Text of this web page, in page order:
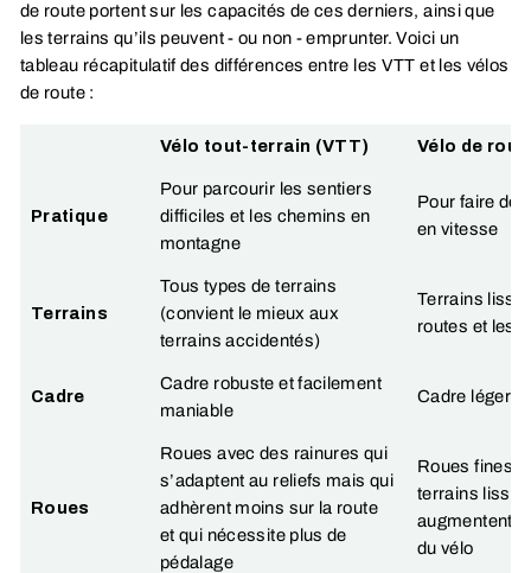
de route portent sur les capacités de ces derniers, ainsi que
les terrains qu’ils peuvent - ou non - emprunter. Voici un
tableau récapitulatif des différences entre les VTT et les vélos
de route :
Vélo tout-terrain (VTT) Vélo de
Pratique
Pour parcourir les sentiers
difficiles et les chemins en
montagne
Pour faire de
en vitesse
Terrains
Tous types de terrains
(convient le mieux aux
terrains accidentés)
Terrains
routes et les
Cadre
Cadre robuste et facilement
maniable
Cadre léger
Roues
Roues avec des rainures qui
s’adaptent au reliefs mais qui
adhèrent moins sur la route
et qui nécessite plus de
pédalage
Roues fines
terrains
augmentent
du vélo